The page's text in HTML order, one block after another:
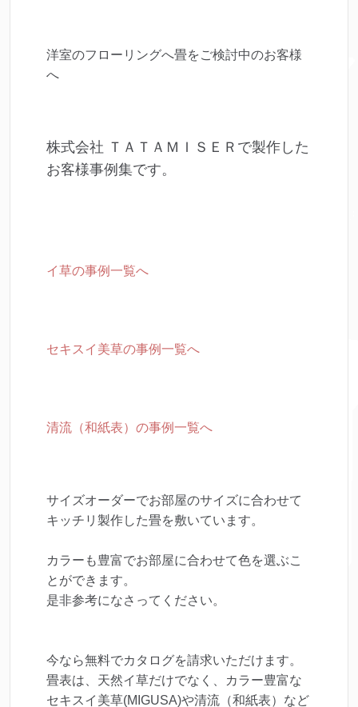
洋室のフローリングへ畳をご検討中のお客様
へ
株式会社 ＴＡＴＡＭＩＳＥＲで製作した
お客様事例集です。
イ草の事例一覧へ
セキスイ美草の事例一覧へ
清流（和紙表）の事例一覧へ
サイズオーダーでお部屋のサイズに合わせて
キッチリ製作した畳を敷いています。
カラーも豊富でお部屋に合わせて色を選ぶこ
とができます。
是非参考になさってください。
今なら無料でカタログを請求いただけます。
畳表は、天然イ草だけでなく、カラー豊富な
セキスイ美草(MIGUSA)や清流（和紙表）など